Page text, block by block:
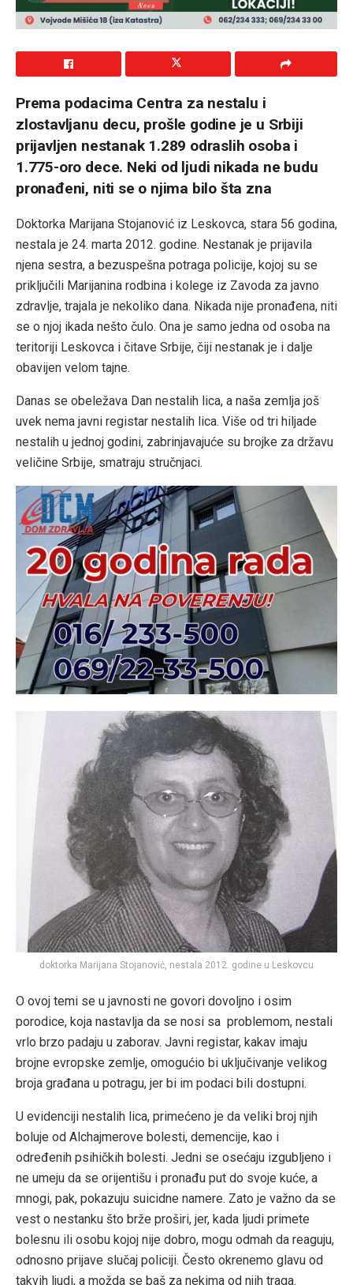
Prema podacima Centra za nestalu i
zlostavljanu decu, prošle godine je u Srbiji
prijavljen nestanak 1.289 odraslih osoba i
1.775-oro dece. Neki od ljudi nikada ne budu
pronađeni, niti se o njima bilo šta zna
Doktorka Marijana Stojanović iz Leskovca, stara 56 godina,
nestala je 24. marta 2012. godine. Nestanak je prijavila
njena sestra, a bezuspešna potraga policije, kojoj su se
priključili Marijanina rodbina i kolege iz Zavoda za javno
zdravlje, trajala je nekoliko dana. Nikada nije pronađena, niti
se o njoj ikada nešto čulo. Ona je samo jedna od osoba na
teritoriji Leskovca i čitave Srbije, čiji nestanak je i dalje
obavijen velom tajne.
Danas se obeležava Dan nestalih lica, a naša zemlja još
uvek nema javni registar nestalih lica. Više od tri hiljade
nestalih u jednoj godini, zabrinjavajuće su brojke za državu
veličine Srbije, smatraju stručnjaci.
doktorka Marijana Stojanović, nestala 2012. godine u Leskovcu
O ovoj temi se u javnosti ne govori dovoljno i osim
porodice, koja nastavlja da se nosi sa problemom, nestali
vrlo brzo padaju u zaborav. Javni registar, kakav imaju
brojne evropske zemlje, omogućio bi uključivanje velikog
broja građana u potragu, jer bi im podaci bili dostupni.
U evidenciji nestalih lica, primećeno je da veliki broj njih
boluje od Alchajmerove bolesti, demencije, kao i
određenih psihičkih bolesti. Jedni se osećaju izgubljeno i
ne umeju da se orijentišu i pronađu put do svoje kuće, a
mnogi, pak, pokazuju suicidne namere. Zato je važno da se
vest o nestanku što brže proširi, jer, kada ljudi primete
bolesnu ili osobu kojoj nije dobro, mogu odmah da reaguju,
odnosno prijave slučaj policiji. Često okrenemo glavu od
takvih ljudi, a možda se baš za nekima od njih traga.